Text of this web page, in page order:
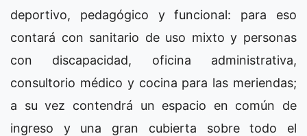
deportivo, pedagógico y funcional: para eso
contará con sanitario de uso mixto y personas
con discapacidad, oficina administrativa,
consultorio médico y cocina para las meriendas;
a su vez contendrá un espacio en común de
ingreso y una gran cubierta sobre todo el